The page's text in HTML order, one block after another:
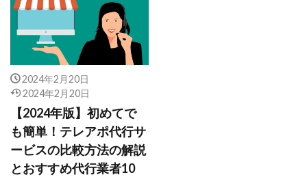
2024年2月20日
2024年2月20日
【2024年版】初めてで
も簡単！テレアポ代行サ
ービスの比較方法の解説
とおすすめ代行業者10